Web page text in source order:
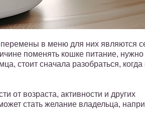
в меню для них являются
поменять кошке питание, нужно
стоит сначала разобраться,
от возраста, активности и других
стать желание владельца,